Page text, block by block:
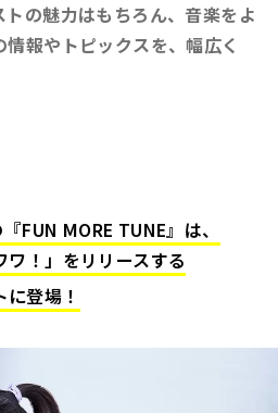
の魅力はもちろん、音楽をよ
報やトピックスを、幅広く
FUN MORE TUNE』は、
！」をリリースする
登場！